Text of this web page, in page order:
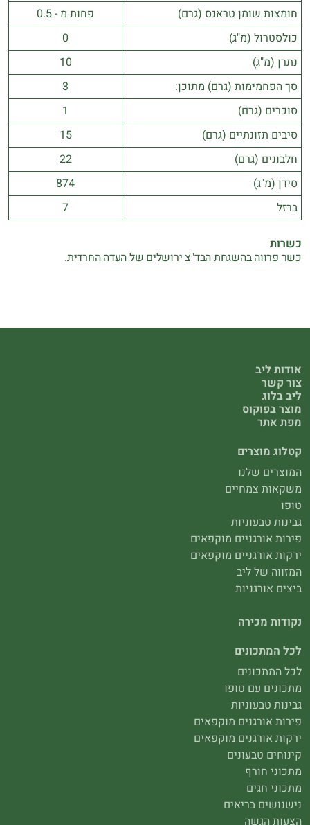
חומצות שומן טראנס (גרם)
פחות מ - 0.5
כולסטרול (מ"ג)
0
נתרן (מ"ג)
10
סך הפחמימות (גרם) מתוכן:
3
סוכרים (גרם)
1
סיבים תזונתיים (גרם)
15
חלבונים (גרם)
22
סידן (מ"ג)
874
ברזל
7
כשרות
כשר פרווה בהשגחת הבד"צ ירושלים של העדה החרדית.
אודות ליב
צור קשר
ליב בלוג
מוצר בפוקוס
מפת אתר
קטלוג מוצרים
המוצרים שלנו
משקאות צמחיים
טופו
גבינות טבעוניות
פירות אורגניים מוקפאים
ירקות אורגניים מוקפאים
המזווה של ליב
ביצים אורגניות
נקודות מכירה
לכל המתכונים
לכל המתכונים
מתכונים עם טופו
גבינות טבעוניות
פירות אורגנים מוקפאים
ירקות אורגנים מוקפאים
קינוחים טבעונים
מתכוני חורף
מתכוני חגים
נישנושים בריאים